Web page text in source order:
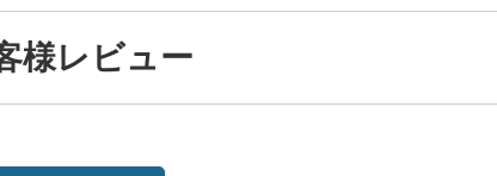
様レビュー